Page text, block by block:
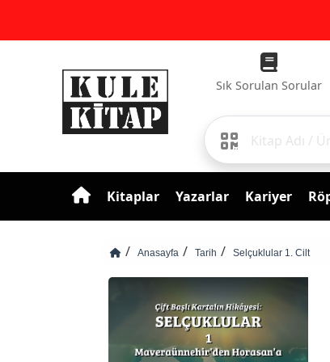
Sık Sorulan Sorular
Kitaplar Yazarlar Kariyer
Anasayfa Tarih Selçuklular 1. Cilt